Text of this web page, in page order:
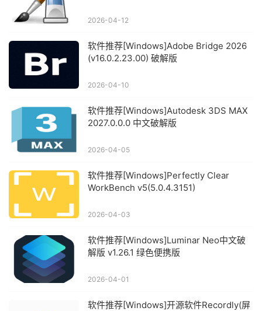
2026-04-12
软件推荐[Windows]Adobe Bridge 2026
(v16.0.2.23.00) 破解版
2026-04-10
软件推荐[Windows]Autodesk 3DS MAX
2027.0.0.0 中文破解版
2026-04-05
软件推荐[Windows]Perfectly Clear
WorkBench v5(5.0.4.3151)
2026-04-03
软件推荐[Windows]Luminar Neo中文破
解版 v1.26.1 绿色便携版
2026-04-01
软件推荐[Windows]开源软件Recordly(屏